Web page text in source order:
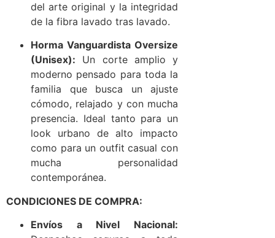
del arte original y la integridad
de la fibra lavado tras lavado.
Horma Vanguardista Oversize
(Unisex): Un corte amplio y
moderno pensado para toda la
familia que busca un ajuste
cómodo, relajado y con mucha
presencia. Ideal tanto para un
look urbano de alto impacto
como para un outfit casual con
mucha personalidad
contemporánea.
CONDICIONES DE COMPRA:
Envíos a Nivel Nacional: